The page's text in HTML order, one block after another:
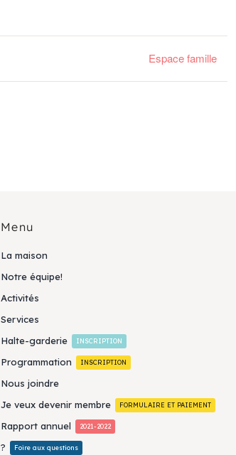
Espace famille
Menu
La maison
Notre équipe!
Activités
Services
Halte-garderie
INSCRIPTION
Programmation INSCRIPTION
Nous joindre
Je veux devenir membre
FORMULAIRE ET PAIEMENT
Rapport annuel 2021-2022
? Foire aux questions